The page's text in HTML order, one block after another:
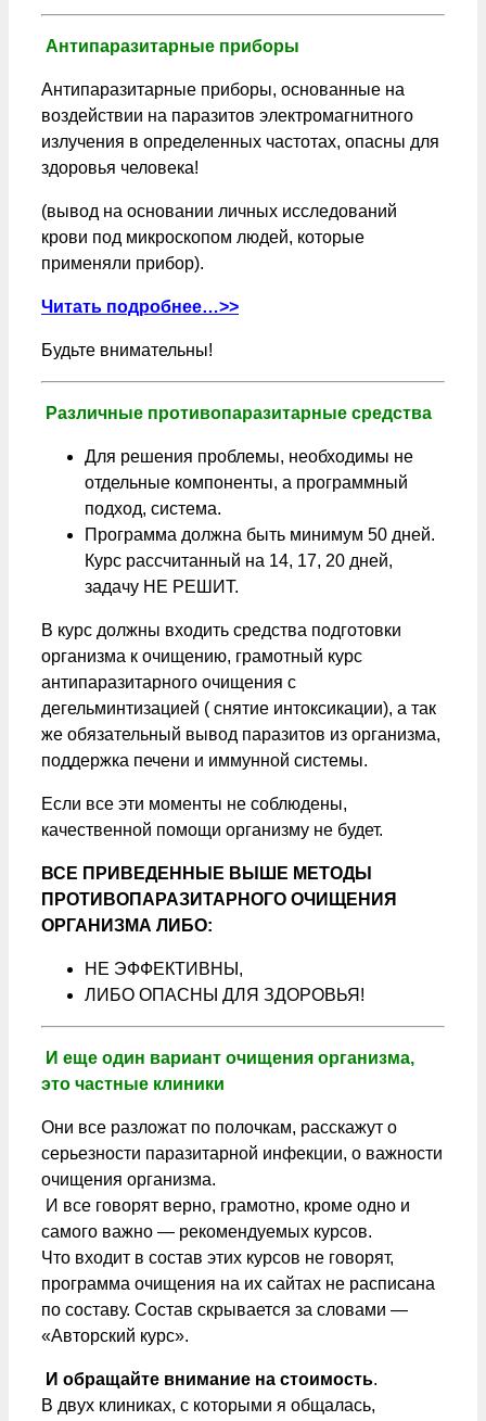
Антипаразитарные приборы
Антипаразитарные приборы, основанные на
воздействии на паразитов электромагнитного
излучения в определенных частотах, опасны для
здоровья человека!
(вывод на основании личных исследований
крови под микроскопом людей, которые
применяли прибор).
Читать подробнее…>>
Будьте внимательны!
Различные противопаразитарные средства
Для решения проблемы, необходимы не
отдельные компоненты, а программный
подход, система.
Программа должна быть минимум 50 дней.
Курс рассчитанный на 14, 17, 20 дней,
задачу НЕ РЕШИТ.
В курс должны входить средства подготовки
организма к очищению, грамотный курс
антипаразитарного очищения с
дегельминтизацией ( снятие интоксикации), а так
же обязательный вывод паразитов из организма,
поддержка печени и иммунной системы.
Если все эти моменты не соблюдены,
качественной помощи организму не будет.
ВСЕ ПРИВЕДЕННЫЕ ВЫШЕ МЕТОДЫ
ПРОТИВОПАРАЗИТАРНОГО ОЧИЩЕНИЯ
ОРГАНИЗМА ЛИБО:
НЕ ЭФФЕКТИВНЫ,
ЛИБО ОПАСНЫ ДЛЯ ЗДОРОВЬЯ!
И еще один вариант очищения организма,
это частные клиники
Они все разложат по полочкам, расскажут о
серьезности паразитарной инфекции, о важности
очищения организма.
И все говорят верно, грамотно, кроме одно и
самого важно — рекомендуемых курсов.
Что входит в состав этих курсов не говорят,
программа очищения на их сайтах не расписана
по составу. Состав скрывается за словами —
«Авторский курс».
И обращайте внимание на стоимость.
В двух клиниках, с которыми я общалась,